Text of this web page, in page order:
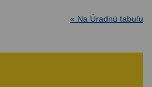
« Na Úradnú tabuľu